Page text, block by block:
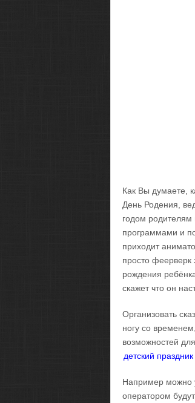
Как Вы думаете,
День Родения,
годом родителям
программами и
приходит
просто феерверк
рождения
скажет что он
Организовать
ногу со
возможностей
детский
Например можно
оператором